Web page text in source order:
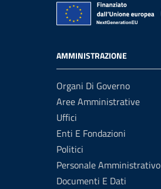
AMMINISTRAZIONE
Organi Di Governo
Aree Amministrative
Uffici
Enti E Fondazioni
Politici
Personale Amministrativo
Documenti E Dati